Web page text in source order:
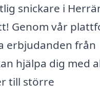
snickare i
Genom vår
erbjudanden från
hjälpa dig med
till större